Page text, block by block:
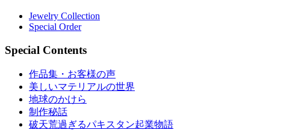
Jewelry Collection
Special Order
Special Contents
作品集・お客様の声
美しいマテリアルの世界
地球のかけら
制作秘話
破天荒過ぎるパキスタン起業物語